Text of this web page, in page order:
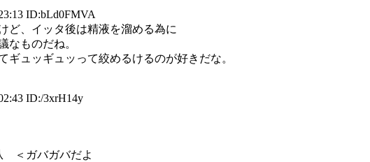
ID:bLd0FMVA
ど、イッタ後は精液を溜める為に
なものだね。
ギュッギュッって絞めるけるのが好きだな。
ID:/3xrH14y
ガバだよ